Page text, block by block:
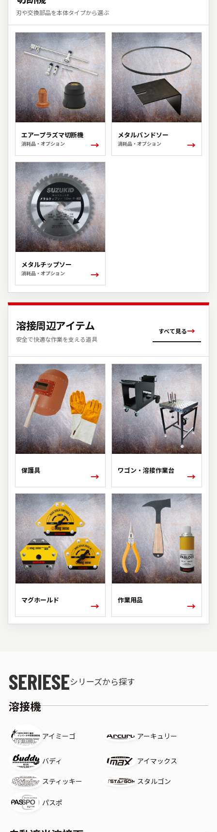
刃や交換部品を本体タイプから選ぶ
エアープラズマ切断機
消耗品・オプション →
メタルバンドソー
消耗品・オプション →
メタルチップソー
消耗品・オプション →
溶接周辺アイテム
安全で快適な作業を支える道具
すべて見る→
保護具 → ワゴン・溶接作業台 →
マグホールド → 作業用品 →
シリーズから探す
溶接機
アイミーゴ アーキュリー
バディ アイマックス
スティッキー スタルゴン
パスポ